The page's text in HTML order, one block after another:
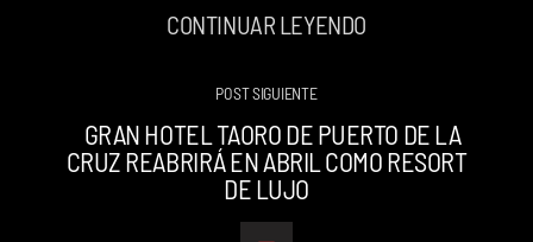
CONTINUAR LEYENDO
POST SIGUIENTE
GRAN HOTEL TAORO DE PUERTO DE LA
CRUZ REABRIRÁ EN ABRIL COMO RESORT
DE LUJO